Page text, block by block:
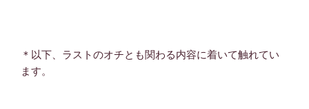
＊以下、ラストのオチとも関わる内容に着いて触れてい
ます。